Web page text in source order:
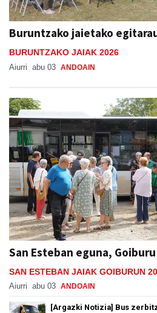
Buruntzako jaietako
BURUNTZAKO JAIAK 2026
Aiurri abu 03 ANDOAIN
San Esteban eguna,
SAN ESTEBAN JAIAK GOIBURUN
Aiurri abu 03 ANDOAIN
[Argazki Notizia] Bus